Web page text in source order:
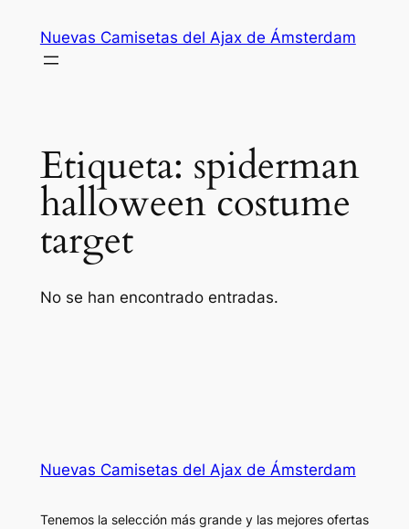
contenido
Nuevas Camisetas del Ajax de Ámsterdam
Etiqueta: spiderman
halloween costume
target
No se han encontrado entradas.
Nuevas Camisetas del Ajax de Ámsterdam
Tenemos la selección más grande y las mejores ofertas